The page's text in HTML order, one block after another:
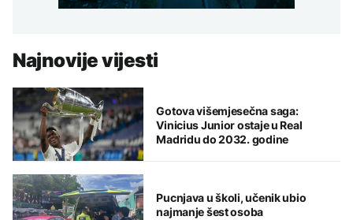
Najnovije vijesti
Gotova višemjesečna saga:
Vinicius Junior ostaje u Real
Madridu do 2032. godine
Pucnjava u školi, učenik ubio
najmanje šest osoba